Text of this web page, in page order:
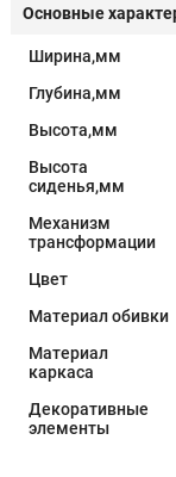
Основные
Ширина,мм
Глубина,мм
Высота,мм
Высота
сиденья,мм
Механизм
трансформации
Цвет
Материал обивки
Материал
каркаса
Декоративные
элементы